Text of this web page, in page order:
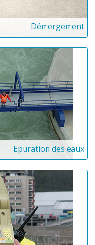
Démergement
Epuration des eaux